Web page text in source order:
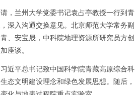
兰州大学党委书记袁占亭教授一行到青
深入沟通交换意见。北京师范大学常务副
、安宝晟，中科院地理资源所研究员方创
座谈。
平总书记致中国科学院青藏高原综合科
态文明建设理念和绿色发展思想。随后，